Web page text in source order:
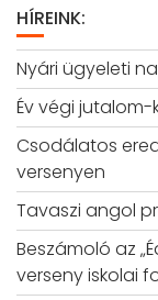
HÍREINK:
Nyári ügyeleti
Év végi
Csodálatos
versenyen
Tavaszi angol
Beszámoló az
verseny iskolai